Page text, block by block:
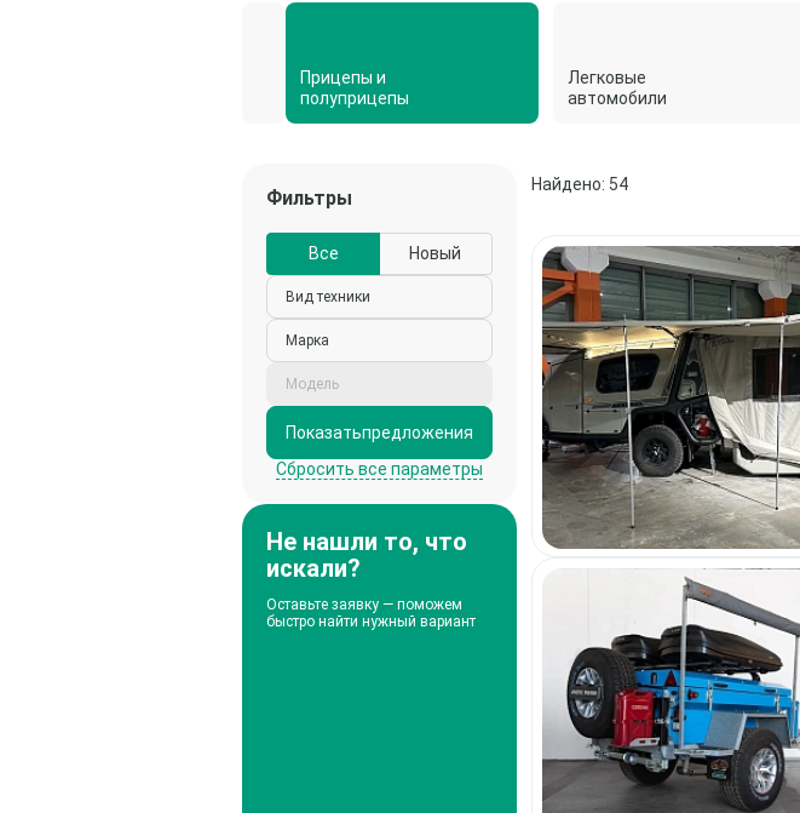
Прицепы и
полуприцепы
Легковые
автомобили
Фильтры
Все Новый
Вид техники
Марка
Модель
Показатьпредложения
Сбросить все параметры
Не нашли то, что
искали?
Оставьте заявку — поможем
быстро найти нужный вариант
Найдено: 54